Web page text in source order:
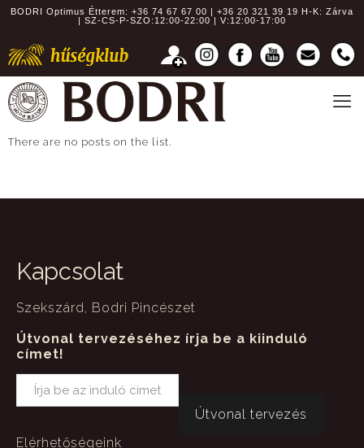
BODRI Optimus Étterem: +36 74 67 67 00 | +36 20 321 39 19 H-K: Zárva
| SZ-CS-P-SZO:12:00-22:00 | V:12:00-17:00
There are no posts on the list.
Kapcsolat
Szekszárd, Bodri Pincészet
Útvonal tervezéséhez írja be a kiinduló
címet!
Elérhetőségeink